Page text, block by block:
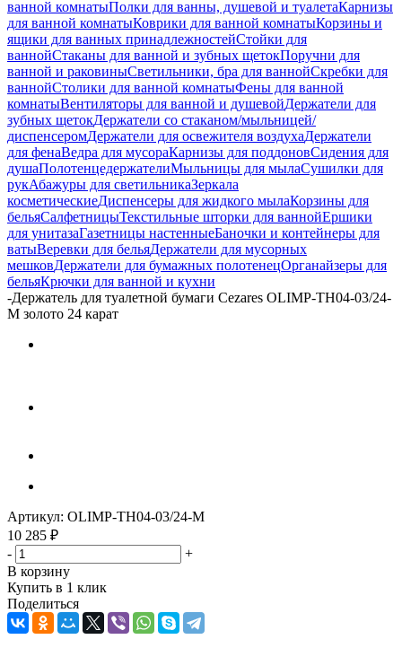
ванной комнатыПолки для ванны, душевой и туалетаКарнизы
для ванной комнатыКоврики для ванной комнатыКорзины и
ящики для ванных принадлежностейСтойки для
ваннойСтаканы для ванной и зубных щетокПоручни для
ванной и раковиныСветильники, бра для ваннойСкребки для
ваннойСтолики для ванной комнатыФены для ванной
комнатыВентиляторы для ванной и душевойДержатели для
зубных щетокДержатели со стаканом/мыльницей/
диспенсеромДержатели для освежителя воздухаДержатели
для фенаВедра для мусораКарнизы для поддоновСидения для
душаПолотенцедержателиМыльницы для мылаСушилки для
рукАбажуры для светильникаЗеркала
косметическиеДиспенсеры для жидкого мылаКорзины для
бельяСалфетницыТекстильные шторки для ваннойЕршики
для унитазаГазетницы настенныеБаночки и контейнеры для
ватыВеревки для бельяДержатели для мусорных
мешковДержатели для бумажных полотенецОрганайзеры для
бельяКрючки для ванной и кухни
-Держатель для туалетной бумаги Cezares OLIMP-TH04-03/24-
M золото 24 карат
Артикул: OLIMP-TH04-03/24-M
10 285 ₽
-
+
В корзину
Купить в 1 клик
Поделиться